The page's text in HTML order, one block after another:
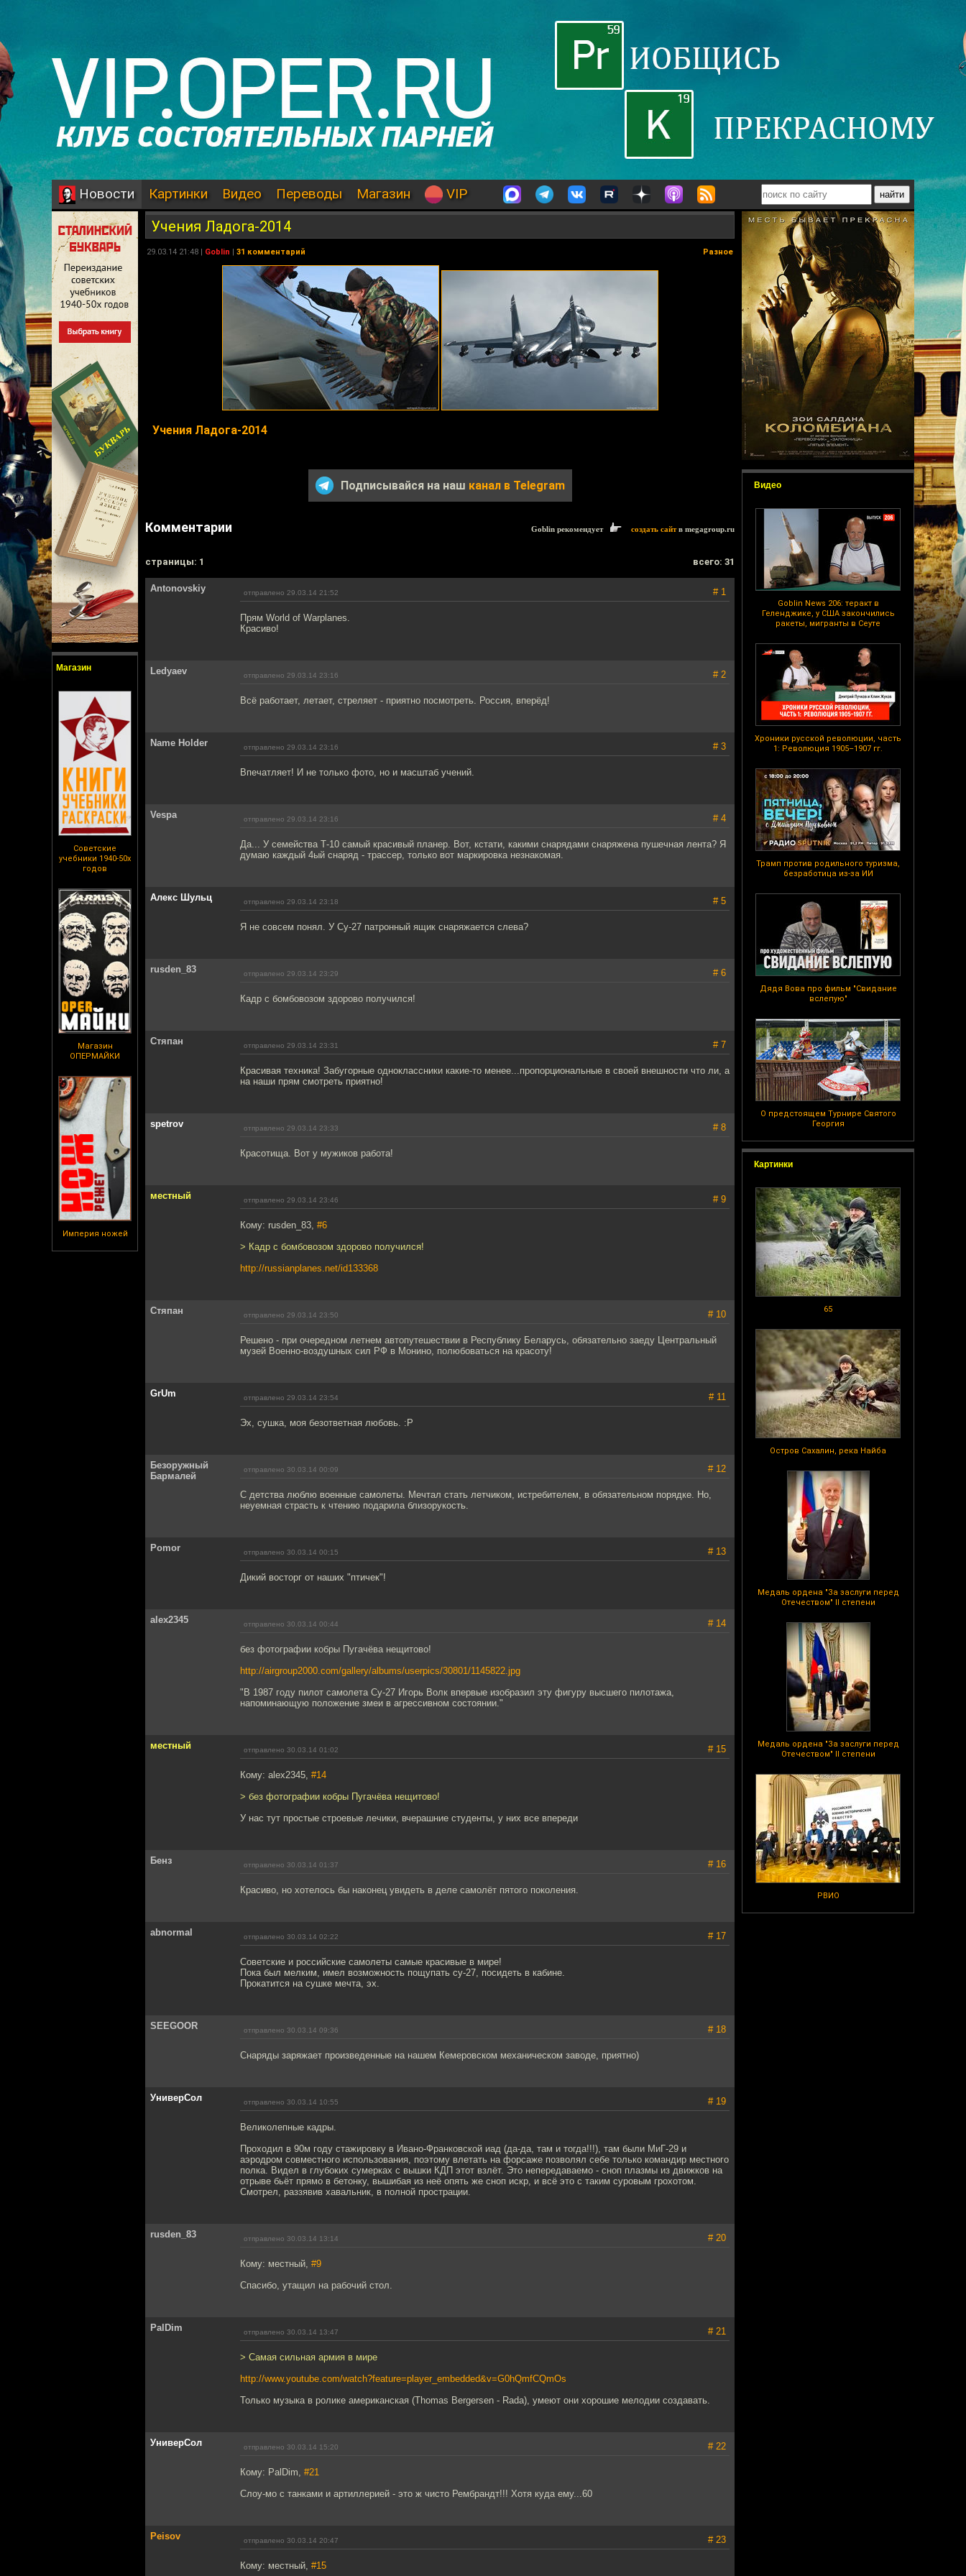
Новости Картинки Видео Переводы Магазин VIP
Магазин
Советские
учебники 1940-50х
годов
Магазин
ОПЕРМАЙКИ
Империя ножей
Видео
Goblin News 206: теракт в
Геленджике, у США закончились
ракеты, мигранты в Сеуте
Хроники русской революции, часть
1: Революция 1905–1907 гг.
Трамп против родильного туризма,
безработица из-за ИИ
Дядя Вова про фильм "Свидание
вслепую"
О предстоящем Турнире Святого
Георгия
Картинки
65
Остров Сахалин, река Найба
Медаль ордена "За заслуги перед
Отечеством" II степени
Медаль ордена "За заслуги перед
Отечеством" II степени
РВИО
Учения Ладога-2014
29.03.14 21:48 | Goblin | 31 комментарий Разное
Учения Ладога-2014
Подписывайся на наш канал в Telegram
Комментарии Goblin рекомендует создать сайтв megagroup.ru
cтраницы: 1 всего: 31
Antonovskiy отправлено 29.03.14 21:52 # 1
Прям World of Warplanes.
Красиво!
Ledyaev отправлено 29.03.14 23:16 # 2
Всё работает, летает, стреляет - приятно посмотреть. Россия, вперёд!
Name Holder отправлено 29.03.14 23:16 # 3
Впечатляет! И не только фото, но и масштаб учений.
Vespa отправлено 29.03.14 23:16 # 4
Да... У семейства Т-10 самый красивый планер. Вот, кстати, какими снарядами снаряжена пушечная лента? Я
думаю каждый 4ый снаряд - трассер, только вот маркировка незнакомая.
Алекс Шульц отправлено 29.03.14 23:18 # 5
Я не совсем понял. У Су-27 патронный ящик снаряжается слева?
rusden_83 отправлено 29.03.14 23:29 # 6
Кадр с бомбовозом здорово получился!
Стяпан отправлено 29.03.14 23:31 # 7
Красивая техника! Забугорные одноклассники какие-то менее...пропорциональные в своей внешности что ли, а
на наши прям смотреть приятно!
spetrov отправлено 29.03.14 23:33 # 8
Красотища. Вот у мужиков работа!
местный отправлено 29.03.14 23:46 # 9
Кому: rusden_83, #6
> Кадр с бомбовозом здорово получился!
http://russianplanes.net/id133368
Стяпан отправлено 29.03.14 23:50 # 10
Решено - при очередном летнем автопутешествии в Республику Беларусь, обязательно заеду Центральный
музей Военно-воздушных сил РФ в Монино, полюбоваться на красоту!
GrUm отправлено 29.03.14 23:54 # 11
Эх, сушка, моя безответная любовь. :Р
Безоружный
Бармалей
отправлено 30.03.14 00:09 # 12
С детства люблю военные самолеты. Мечтал стать летчиком, истребителем, в обязательном порядке. Но,
неуемная страсть к чтению подарила близорукость.
Pomor отправлено 30.03.14 00:15 # 13
Дикий восторг от наших "птичек"!
alex2345 отправлено 30.03.14 00:44 # 14
без фотографии кобры Пугачёва нещитово!
http://airgroup2000.com/gallery/albums/userpics/30801/1145822.jpg
"В 1987 году пилот самолета Су-27 Игорь Волк впервые изобразил эту фигуру высшего пилотажа,
напоминающую положение змеи в агрессивном состоянии."
местный отправлено 30.03.14 01:02 # 15
Кому: alex2345, #14
> без фотографии кобры Пугачёва нещитово!
У нас тут простые строевые лечики, вчерашние студенты, у них все впереди
Бенз отправлено 30.03.14 01:37 # 16
Красиво, но хотелось бы наконец увидеть в деле самолёт пятого поколения.
abnormal отправлено 30.03.14 02:22 # 17
Советские и российские самолеты самые красивые в мире!
Пока был мелким, имел возможность пощупать су-27, посидеть в кабине.
Прокатится на сушке мечта, эх.
SEEGOOR отправлено 30.03.14 09:36 # 18
Снаряды заряжает произведенные на нашем Кемеровском механическом заводе, приятно)
УниверСол отправлено 30.03.14 10:55 # 19
Великолепные кадры.
Проходил в 90м году стажировку в Ивано-Франковской иад (да-да, там и тогда!!!), там были МиГ-29 и
аэродром совместного использования, поэтому влетать на форсаже позволял себе только командир местного
полка. Видел в глубоких сумерках с вышки КДП этот взлёт. Это непередаваемо - сноп плазмы из движков на
отрыве бьёт прямо в бетонку, вышибая из неё опять же сноп искр, и всё это с таким суровым грохотом.
Смотрел, раззявив хавальник, в полной прострации.
rusden_83 отправлено 30.03.14 13:14 # 20
Кому: местный, #9
Спасибо, утащил на рабочий стол.
PalDim отправлено 30.03.14 13:47 # 21
> Самая сильная армия в мире
http://www.youtube.com/watch?feature=player_embedded&v=G0hQmfCQmOs
Только музыка в ролике американская (Thomas Bergersen - Rada), умеют они хорошие мелодии создавать.
УниверСол отправлено 30.03.14 15:20 # 22
Кому: PalDim, #21
Слоу-мо с танками и артиллерией - это ж чисто Рембрандт!!! Хотя куда ему...60
Peisov отправлено 30.03.14 20:47 # 23
Кому: местный, #15